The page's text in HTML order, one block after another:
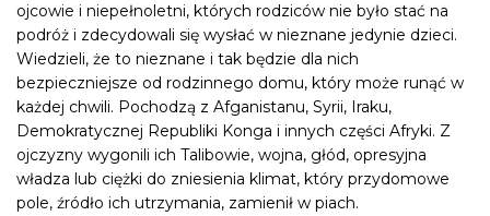
ojcowie i niepełnoletni, których rodziców nie było stać na
podróż i zdecydowali się wysłać w nieznane jedynie dzieci.
Wiedzieli, że to nieznane i tak będzie dla nich
bezpieczniejsze od rodzinnego domu, który może runąć w
każdej chwili. Pochodzą z Afganistanu, Syrii, Iraku,
Demokratycznej Republiki Konga i innych części Afryki. Z
ojczyzny wygonili ich Talibowie, wojna, głód, opresyjna
władza lub ciężki do zniesienia klimat, który przydomowe
pole, źródło ich utrzymania, zamienił w piach.